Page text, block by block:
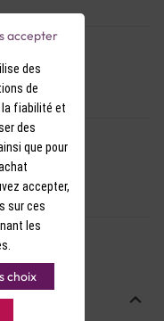
des
de
la fiabilité et
des
que pour
accepter,
sur ces
les
choix
accepter